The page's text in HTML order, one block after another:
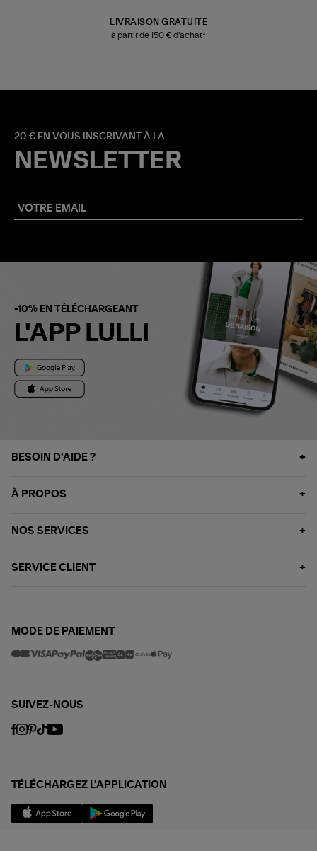
LIVRAISON GRATUITE
à partir de 150 € d'achat*
20 € EN VOUS INSCRIVANT À LA
NEWSLETTER
-10% EN TÉLÉCHARGEANT
L'APP LULLI
BESOIN D'AIDE ?
À PROPOS
NOS SERVICES
SERVICE CLIENT
MODE DE PAIEMENT
SUIVEZ-NOUS
TÉLÉCHARGEZ L'APPLICATION